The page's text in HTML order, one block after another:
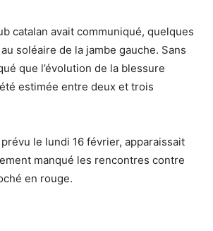
catalan avait communiqué, quelques
soléaire de la jambe gauche. Sans
que l’évolution de la blessure
estimée entre deux et trois
le lundi 16 février, apparaissait
manqué les rencontres contre
en rouge.